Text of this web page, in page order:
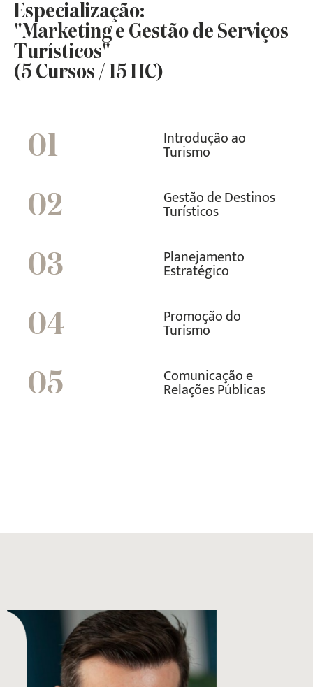
Especialização:
"Marketing e Gestão de Serviços
Turísticos"
(5 Cursos / 15 HC)
01 Introdução ao
Turismo
02 Gestão de Destinos
Turísticos
03 Planejamento
Estratégico
04 Promoção do
Turismo
05 Comunicação e
Relações Públicas